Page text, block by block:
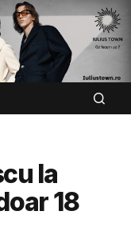
la
18